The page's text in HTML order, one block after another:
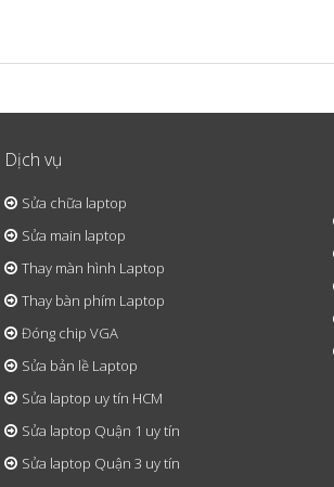
Dịch vụ
Sửa chữa laptop
Sửa main laptop
Thay màn hình Laptop
Thay bàn phím Laptop
Đóng chip VGA
Sửa bản lề Laptop
Sửa laptop uy tín HCM
Sửa laptop Quận 1 uy tín
Sửa laptop Quận 3 uy tín